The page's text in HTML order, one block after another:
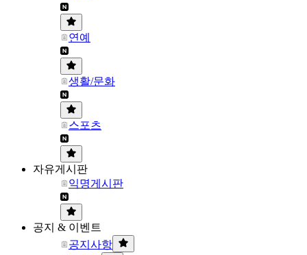
연예
생활/문화
스포츠
자유게시판
익명게시판
공지 & 이벤트
공지사항